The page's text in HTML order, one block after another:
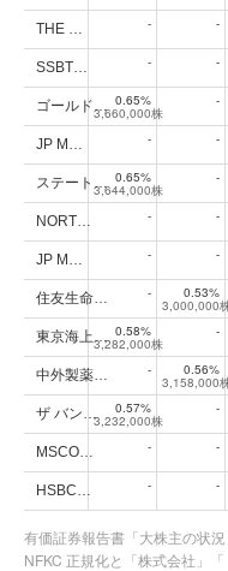
THE … - -
SSBT… - -
ゴールド… 0.65%
3,660,000株
-
JP M… - -
ステート… 0.65%
3,644,000株
-
NORT… - -
JP M…
- -
住友生命… - 0.53%
3,000,000
東京海上… 0.58%
3,282,000株
-
中外製薬… - 0.56%
3,158,000
ザ バン… 0.57%
3,232,000株
-
MSCO… - -
HSBC… - -
有価証券報告書「大株主の状
NFKC 正規化と「株式会社」